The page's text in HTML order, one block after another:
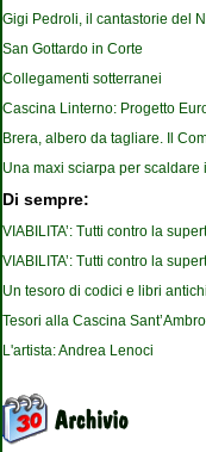
Gigi Pedroli, il cantastorie del
San Gottardo in Corte
Collegamenti sotterranei
Cascina Linterno: Progetto
Brera, albero da tagliare. Il
Una maxi sciarpa per scaldare
Di sempre:
VIABILITA’: Tutti contro la
VIABILITA’: Tutti contro la
Un tesoro di codici e libri
Tesori alla Cascina
L'artista: Andrea Lenoci